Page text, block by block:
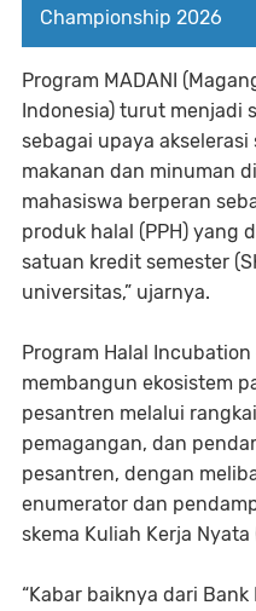
Championship 2026
Program MADANI
Indonesia) turut menjadi
sebagai upaya
makanan dan minuman
mahasiswa berperan
produk halal (PPH) yang
satuan kredit semester
universitas,” ujarnya.
Program Halal
membangun ekosistem
pesantren melalui
pemagangan, dan
pesantren, dengan
enumerator dan
skema Kuliah Kerja Nyata
“Kabar baiknya dari